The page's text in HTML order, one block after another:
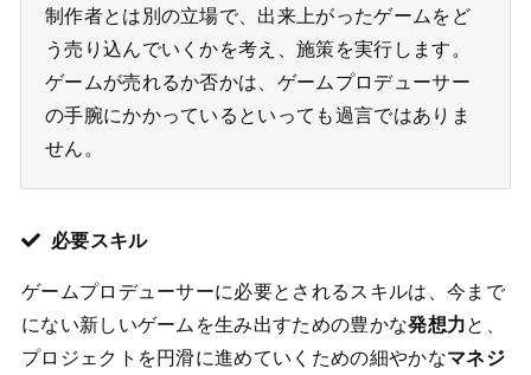
制作者とは別の立場で、出来上がったゲームをど
う売り込んでいくかを考え、施策を実行します。
ゲームが売れるか否かは、ゲームプロデューサー
の手腕にかかっているといっても過言ではありま
せん。
必要スキル
ゲームプロデューサーに必要とされるスキルは、今まで
にない新しいゲームを生み出すための豊かな発想力と、
プロジェクトを円滑に進めていくための細やかなマネジ